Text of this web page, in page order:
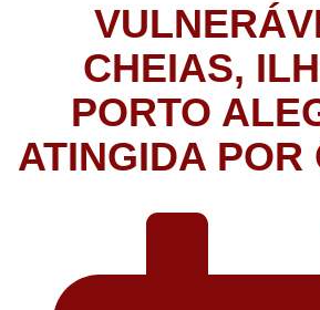
CHEIAS,
PORTO
ATINGIDA POR